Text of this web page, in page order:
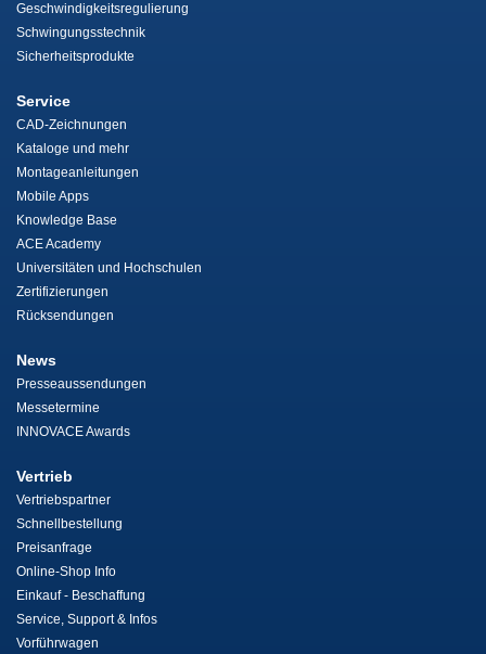
Geschwindigkeitsregulierung
Schwingungsstechnik
Sicherheitsprodukte
Service
CAD-Zeichnungen
Kataloge und mehr
Montageanleitungen
Mobile Apps
Knowledge Base
ACE Academy
Universitäten und Hochschulen
Zertifizierungen
Rücksendungen
News
Presseaussendungen
Messetermine
INNOVACE Awards
Vertrieb
Vertriebspartner
Schnellbestellung
Preisanfrage
Online-Shop Info
Einkauf - Beschaffung
Service, Support & Infos
Vorführwagen